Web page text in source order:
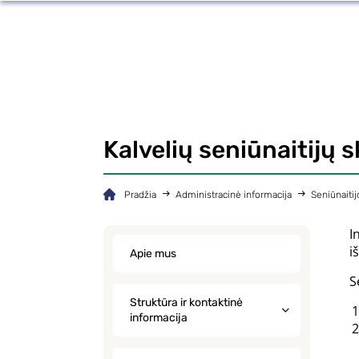
Kalvelių seniūnaitijų
Pradžia Administracinė informacija
Apie mus
Struktūra ir kontaktinė
informacija